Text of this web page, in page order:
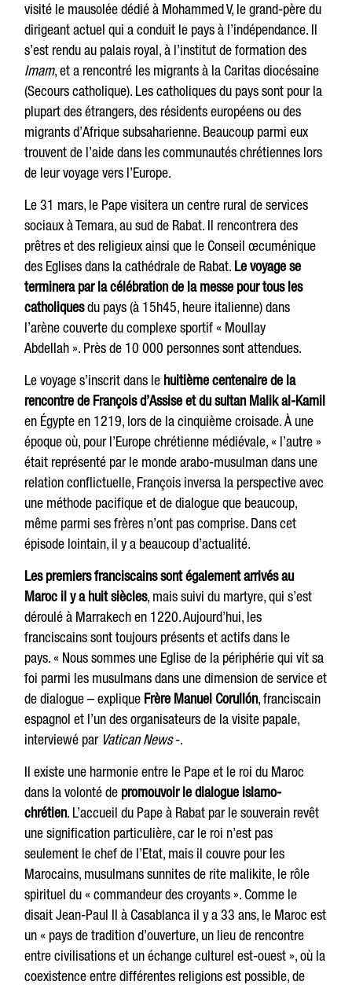
visité le mausolée dédié à Mohammed V, le grand-père du
dirigeant actuel qui a conduit le pays à l’indépendance. Il
s’est rendu au palais royal, à l’institut de formation des
Imam, et a rencontré les migrants à la Caritas diocésaine
(Secours catholique). Les catholiques du pays sont pour la
plupart des étrangers, des résidents européens ou des
migrants d’Afrique subsaharienne. Beaucoup parmi eux
trouvent de l’aide dans les communautés chrétiennes lors
de leur voyage vers l’Europe.
Le 31 mars, le Pape visitera un centre rural de services
sociaux à Temara, au sud de Rabat. Il rencontrera des
prêtres et des religieux ainsi que le Conseil œcuménique
des Eglises dans la cathédrale de Rabat. Le voyage se
terminera par la célébration de la messe pour tous les
catholiquesdu pays (à 15h45, heure italienne) dans
l’arène couverte du complexe sportif « Moullay
Abdellah ». Près de 10 000 personnes sont attendues.
Le voyage s’inscrit dans le huitième centenaire de la
rencontre de François d’Assise et du sultan Malik al-Kamil
en Égypte en 1219, lors de la cinquième croisade. À une
époque où, pour l’Europe chrétienne médiévale, « l’autre »
était représenté par le monde arabo-musulman dans une
relation conflictuelle, François inversa la perspective avec
une méthode pacifique et de dialogue que beaucoup,
même parmi ses frères n’ont pas comprise. Dans cet
épisode lointain, il y a beaucoup d’actualité.
Les premiers franciscains sont également arrivés au
Maroc il y a huit siècles, mais suivi du martyre, qui s’est
déroulé à Marrakech en 1220. Aujourd’hui, les
franciscains sont toujours présents et actifs dans le
pays. « Nous sommes une Eglise de la périphérie qui vit sa
foi parmi les musulmans dans une dimension de service et
de dialogue – explique Frère Manuel Corullón, franciscain
espagnol et l’un des organisateurs de la visite papale,
interviewé par Vatican News-.
Il existe une harmonie entre le Pape et le roi du Maroc
dans la volonté de promouvoir le dialogue islamo-
chrétien. L’accueil du Pape à Rabat par le souverain revêt
une signification particulière, car le roi n’est pas
seulement le chef de l’Etat, mais il couvre pour les
Marocains, musulmans sunnites de rite malikite, le rôle
spirituel du « commandeur des croyants ». Comme le
disait Jean-Paul II à Casablanca il y a 33 ans, le Maroc est
un « pays de tradition d’ouverture, un lieu de rencontre
entre civilisations et un échange culturel est-ouest », où la
coexistence entre différentes religions est possible, de